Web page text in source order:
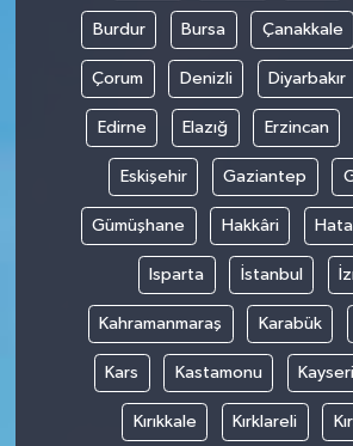
Burdur Bursa Çanakkale
Çorum Denizli Diyarbakır
Edirne Elazığ Erzincan
Eskişehir Gaziantep
Gümüşhane Hakkâri
Isparta İstanbul
Kahramanmaraş Karabük
Kars Kastamonu Kayseri
Kırıkkale Kırklareli